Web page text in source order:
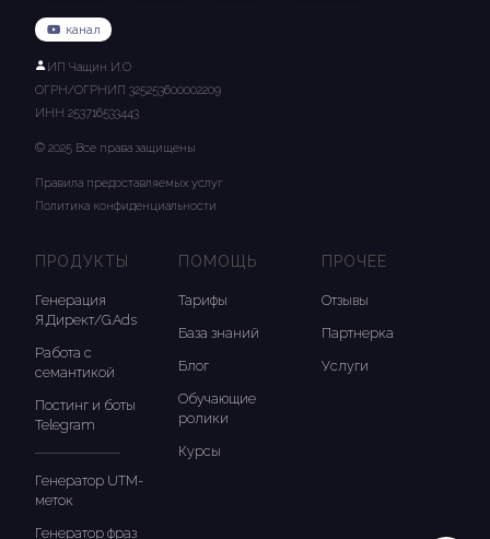
канал
ИП Чащин И.О
ОГРН/ОГРНИП 325253600002209
ИНН 253716533443
© 2025 Все права защищены
Правила предоставляемых услуг
Политика конфиденциальности
ПРОДУКТЫ
Генерация
Я.Директ/G.Ads
Работа с
семантикой
Постинг и боты
Telegram
Генератор UTM-
меток
Генератор фраз
ПОМОЩЬ
Тарифы
База знаний
Блог
Обучающие
ролики
Курсы
ПРОЧЕЕ
Отзывы
Партнерка
Услуги